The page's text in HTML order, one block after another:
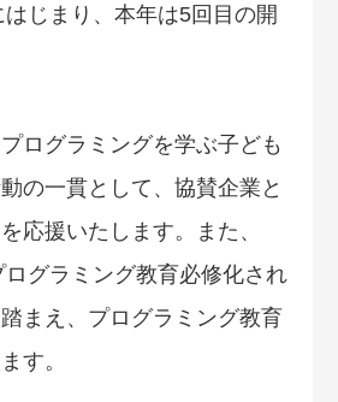
じまり、本年は5回目の開
ログラミングを学ぶ子ども
の一貫として、協賛企業と
応援いたします。また、
グラミング教育必修化され
まえ、プログラミング教育
す。